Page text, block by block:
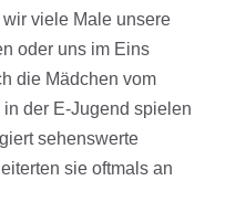
viele Male unsere
oder uns im Eins
die Mädchen vom
der E-Jugend spielen
sehenswerte
sie oftmals an